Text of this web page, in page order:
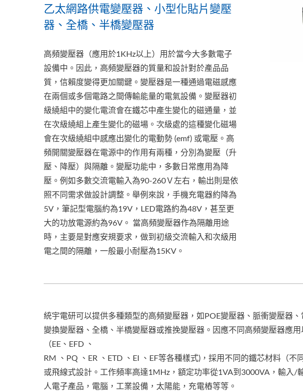
乙太網路供電變壓器、小型化貼片變壓
器、全橋、半橋變壓器
高頻變壓器（應用於1KHz以上）用於當今大多數電子
設備中。因此，高頻變壓器的質量和設計對於產品品
質，信賴度變得更加關鍵。變壓器是一種通過電磁感應
在兩個或多個電路之間傳輸能量的電氣設備。變壓器初
級繞組中的變化電流會在鐵芯中產生變化的磁通量，並
在次級繞組上產生變化的磁場。次級處的這種變化磁場
會在次級繞組中感應出變化的電動勢 (emf) 或電壓。高
頻開關變壓器在電源中的作用有兩種，分別為變壓（升
壓、降壓）與隔離。變壓功能中，多數日常應用為降
壓。例如多數交流電輸入為90-260Ｖ左右，輸出則是依
照不同需求做設計調整。舉例來說，手機充電器約降為
5V，筆記型電腦約為19V，LED電路約為48V，甚至更
大的功放電源約為96V。 當高頻變壓器作為隔離用途
時，主要是對應安規要求，做到初級交流輸入和次級用
電之間的隔離，一般最小耐壓為15KV。
統宇電研可以提供多種類型的高頻變壓器，如POE變壓器、脈衝變壓器
變換變壓器、全橋、半橋變壓器或推挽變壓器。因應不同高頻變壓器應
（EE、EFD 、
RM 、PQ 、ER 、ETD 、EI 、EF等各種樣式)，採用不同的鐵芯材料（
或飛線式設計。工作頻率高達1MHz，額定功率從1VA到3000VA，輸入/
人電子產品，電腦，工業設備，太陽能，充電樁等等。